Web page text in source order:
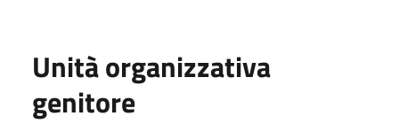
Unità organizzativa
genitore